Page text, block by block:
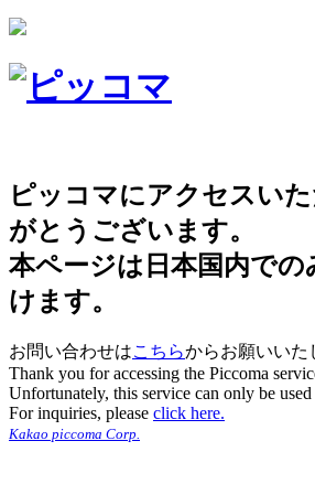
ピッコマにアクセスい
がとうございます。
本ページは日本国内での
けます。
お問い合わせはこちらからお願いいた
Thank you for accessing the Piccoma
Unfortunately, this service can only be used
For inquiries, please click here.
Kakao piccoma Corp.